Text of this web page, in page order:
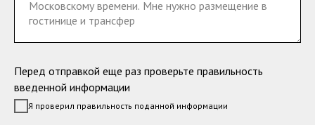
Перед отправкой еще раз проверьте правильность
введенной информации
Я проверил правильность поданной информации